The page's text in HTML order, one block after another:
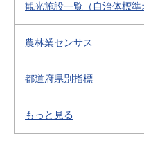
観光施設一覧（自治体標準
農林業センサス
都道府県別指標
もっと見る